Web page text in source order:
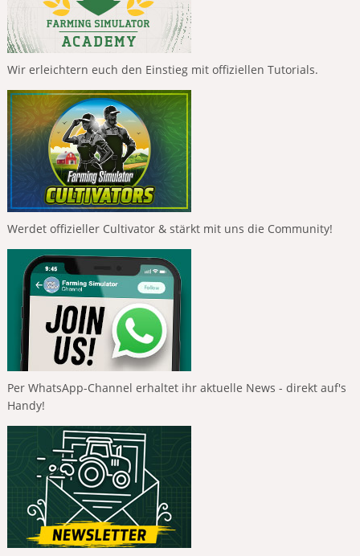
Wir erleichtern euch den Einstieg mit offiziellen Tutorials.
Werdet offizieller Cultivator & stärkt mit uns die Community!
Per WhatsApp-Channel erhaltet ihr aktuelle News - direkt auf's
Handy!